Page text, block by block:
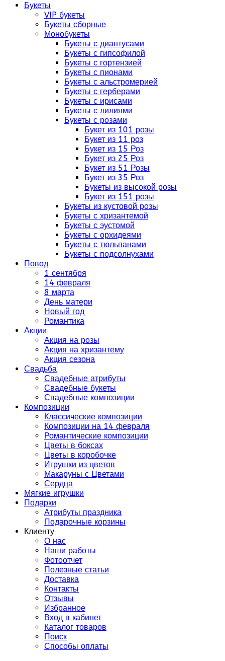
Букеты
VIP букеты
Букеты сборные
Монобукеты
Букеты с диантусами
Букеты с гипсофилой
Букеты с гортензией
Букеты с пионами
Букеты с альстромерией
Букеты с герберами
Букеты с ирисами
Букеты с лилиями
Букеты с розами
Букет из 101 розы
Букет из 11 роз
Букет из 15 Роз
Букет из 25 Роз
Букет из 51 Розы
Букет из 35 Роз
Букеты из высокой розы
Букет из 151 розы
Букеты из кустовой розы
Букеты с хризантемой
Букеты с эустомой
Букеты с орхидеями
Букеты с тюльпанами
Букеты с подсолнухами
Повод
1 сентября
14 февраля
8 марта
День матери
Новый год
Романтика
Акции
Акция на розы
Акция на хризантему
Акция сезона
Свадьба
Свадебные атрибуты
Свадебные букеты
Свадебные композиции
Композиции
Классические композиции
Композиции на 14 февраля
Романтические композиции
Цветы в боксах
Цветы в коробочке
Игрушки из цветов
Макаруны с Цветами
Сердца
Мягкие игрушки
Подарки
Атрибуты праздника
Подарочные корзины
Клиенту
О нас
Наши работы
Фотоотчет
Полезные статьи
Доставка
Контакты
Отзывы
Избранное
Вход в кабинет
Каталог товаров
Поиск
Способы оплаты